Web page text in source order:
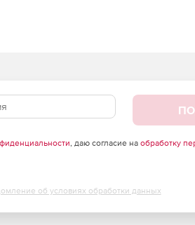
, даю согласие на обработку
об условиях обработки данных